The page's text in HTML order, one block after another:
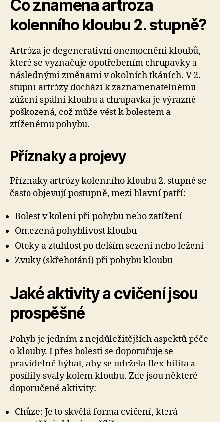
Co znamená artróza
kolenního kloubu 2. stupně?
Artróza je degenerativní onemocnění kloubů,
které se vyznačuje opotřebením chrupavky a
následnými změnami v okolních tkáních. V 2.
stupni artrózy dochází k zaznamenatelnému
zúžení spální kloubu a chrupavka je výrazně
poškozená, což může vést k bolestem a
ztíženému pohybu.
Příznaky a projevy
Příznaky artrózy kolenního kloubu 2. stupně se
často objevují postupně, mezi hlavní patří:
Bolest v koleni při pohybu nebo zatížení
Omezená pohyblivost kloubu
Otoky a ztuhlost po delším sezení nebo ležení
Zvuky (skřehotání) při pohybu kloubu
Jaké aktivity a cvičení jsou
prospěšné
Pohyb je jedním z nejdůležitějších aspektů péče
o klouby. I přes bolesti se doporučuje se
pravidelně hýbat, aby se udržela flexibilita a
posílily svaly kolem kloubu. Zde jsou některé
doporučené aktivity:
Chůze: Je to skvělá forma cvičení, která